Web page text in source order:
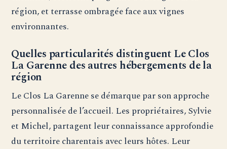
région, et terrasse ombragée face aux vignes
environnantes.
Quelles particularités distinguent Le Clos
La Garenne des autres hébergements de la
région
Le Clos La Garenne se démarque par son approche
personnalisée de l’accueil. Les propriétaires, Sylvie
et Michel, partagent leur connaissance approfondie
du territoire charentais avec leurs hôtes. Leur